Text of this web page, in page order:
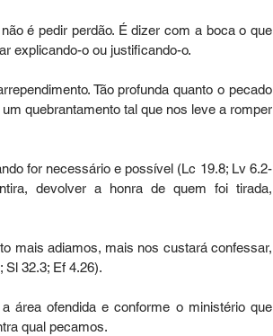
é pedir perdão. É dizer com a boca o que
explicando-o ou justificando-o.
Tão profunda quanto o pecado
quebrantamento tal que nos leve a romper
for necessário e possível (Lc 19.8; Lv 6.2-
devolver a honra de quem foi tirada,
mais adiamos, mais nos custará confessar,
32.3; Ef 4.26).
área ofendida e conforme o ministério que
qual pecamos.